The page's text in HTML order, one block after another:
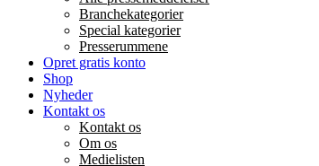
Branchekategorier
Special kategorier
Presserummene
Opret gratis konto
Shop
Nyheder
Kontakt os
Kontakt os
Om os
Medielisten